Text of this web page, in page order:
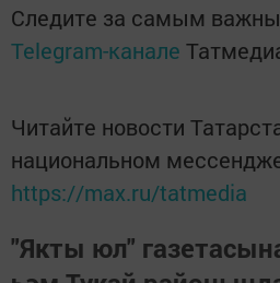
Следите за самым
Telegram-канале
Читайте новости
национальном
https://max.ru/tatmedia
"Якты юл"